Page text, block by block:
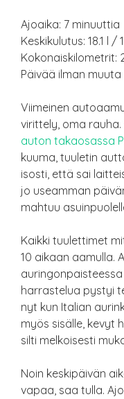
Ajoaika: 7 minuuttia
Keskikulutus: 18.1 l /
Kokonaiskilometrit:
Päivää ilman
Viimeinen
virittely, oma
auton takaosassa
kuuma, tuuletin
isosti, että sai
jo useamman
mahtuu
Kaikki tuulettimet
10 aikaan aamulla.
harrastelua pystyi
nyt kun Italian
myös sisälle, kevyt
silti melkoisesti
Noin keskipäivän
vapaa, saa tulla.